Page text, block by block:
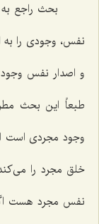
بحث راجع
نفس، وجودی را به
و اصدار نفس وجود
طبعاً این بحث
وجود مجردی است
خلق مجرد را
نفس مجرد هست